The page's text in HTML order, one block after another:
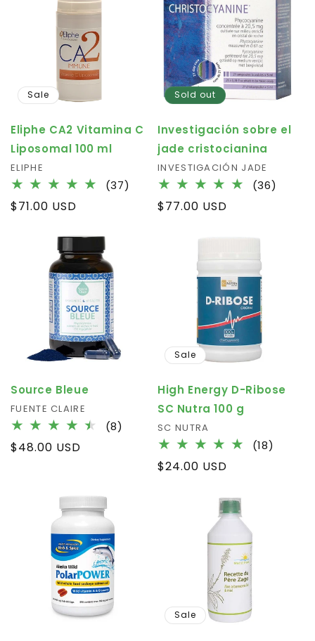
Sale
Eliphe CA2 Vitamina C
Liposomal 100 ml
Vendor:
ELIPHE
(37)
reviews
Regular
$71.00 USD
Sold out
Investigación sobre el
jade cristocianina
Vendor:
INVESTIGACIÓN JADE
(36)
Regular
$77.00 USD
Source Bleue
Vendor:
FUENTE CLAIRE
(8)
Regular
$48.00 USD
Sale
High Energy D-Ribose
SC Nutra 100 g
Vendor:
SC NUTRA
(18)
Regular
$24.00 USD
Sale